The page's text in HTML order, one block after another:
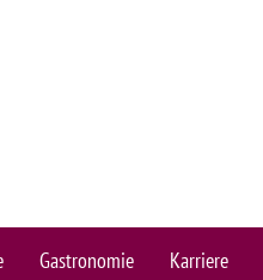
Gastronomie Karriere